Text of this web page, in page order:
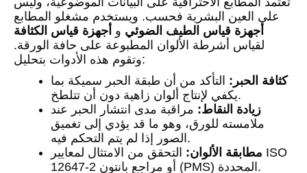
على العين البشرية فحسب. ويستخدم مشغلو المطابع
أجهزة قياس الطيف الضوئي و أجهزة قياس الكثافة
لقياس أشرطة الألوان المطبوعة على حافة الورقة.
وتقوم هذه الأدوات بتحليل:
كثافة الحبر: التأكد من أن طبقة الحبر سميكة بما
يكفي لإنتاج ألوان زاهية دون أن تتلطخ.
زيادة النقاط: مراقبة مدى انتشار الحبر عند
ملامسته للورق، وهو ما قد يؤدي إلى تغميق
الصور إذا لم يتم التحكم فيه.
مطابقة الألوان: التحقق من الامتثال لمعايير ISO
12647-2 أو مراجع بانتون (PMS) المحددة.